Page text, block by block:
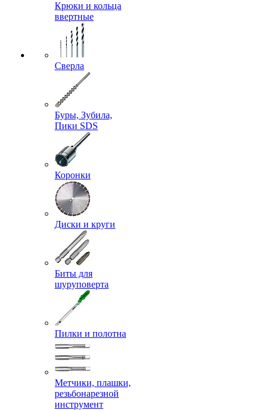
Крюки и кольца
ввертные
Сверла
Буры, Зубила,
Пики SDS
Коронки
Диски и круги
Биты для
шуруповерта
Пилки и полотна
Метчики, плашки,
резьбонарезной
инструмент